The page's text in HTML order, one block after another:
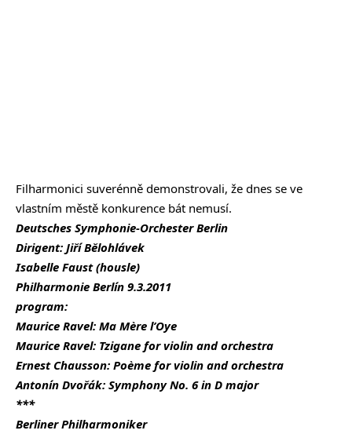
Filharmonici suverénně demonstrovali, že dnes se ve
vlastním městě konkurence bát nemusí.
Deutsches Symphonie-Orchester Berlin
Dirigent: Jiří Bělohlávek
Isabelle Faust (housle)
Philharmonie Berlín 9.3.2011
program:
Maurice Ravel: Ma Mère l’Oye
Maurice Ravel: Tzigane for violin and orchestra
Ernest Chausson: Poème for violin and orchestra
Antonín Dvořák: Symphony No. 6 in D major
***
Berliner Philharmoniker